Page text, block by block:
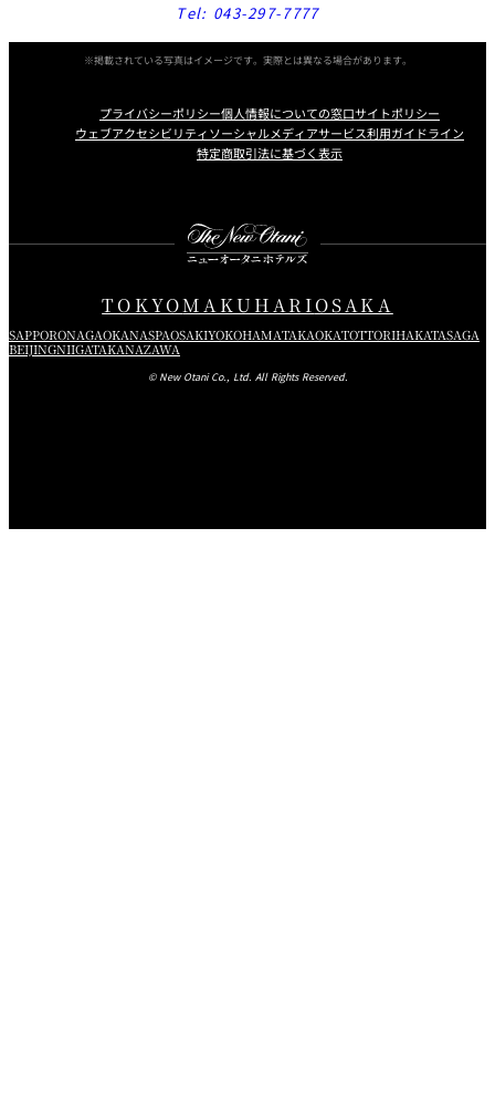
Tel: 043-297-7777
※掲載されている写真はイメージです。実際とは異なる場合があります。
プライバシーポリシー個人情報についての窓口サイトポリシー
ウェブアクセシビリティソーシャルメディアサービス利用ガイドライン
特定商取引法に基づく表示
TOKYOMAKUHARIOSAKA
SAPPORONAGAOKANASPAOSAKIYOKOHAMATAKAOKATOTTORIHAKATASAGA
BEIJINGNIIGATAKANAZAWA
© New Otani Co., Ltd. All Rights Reserved.